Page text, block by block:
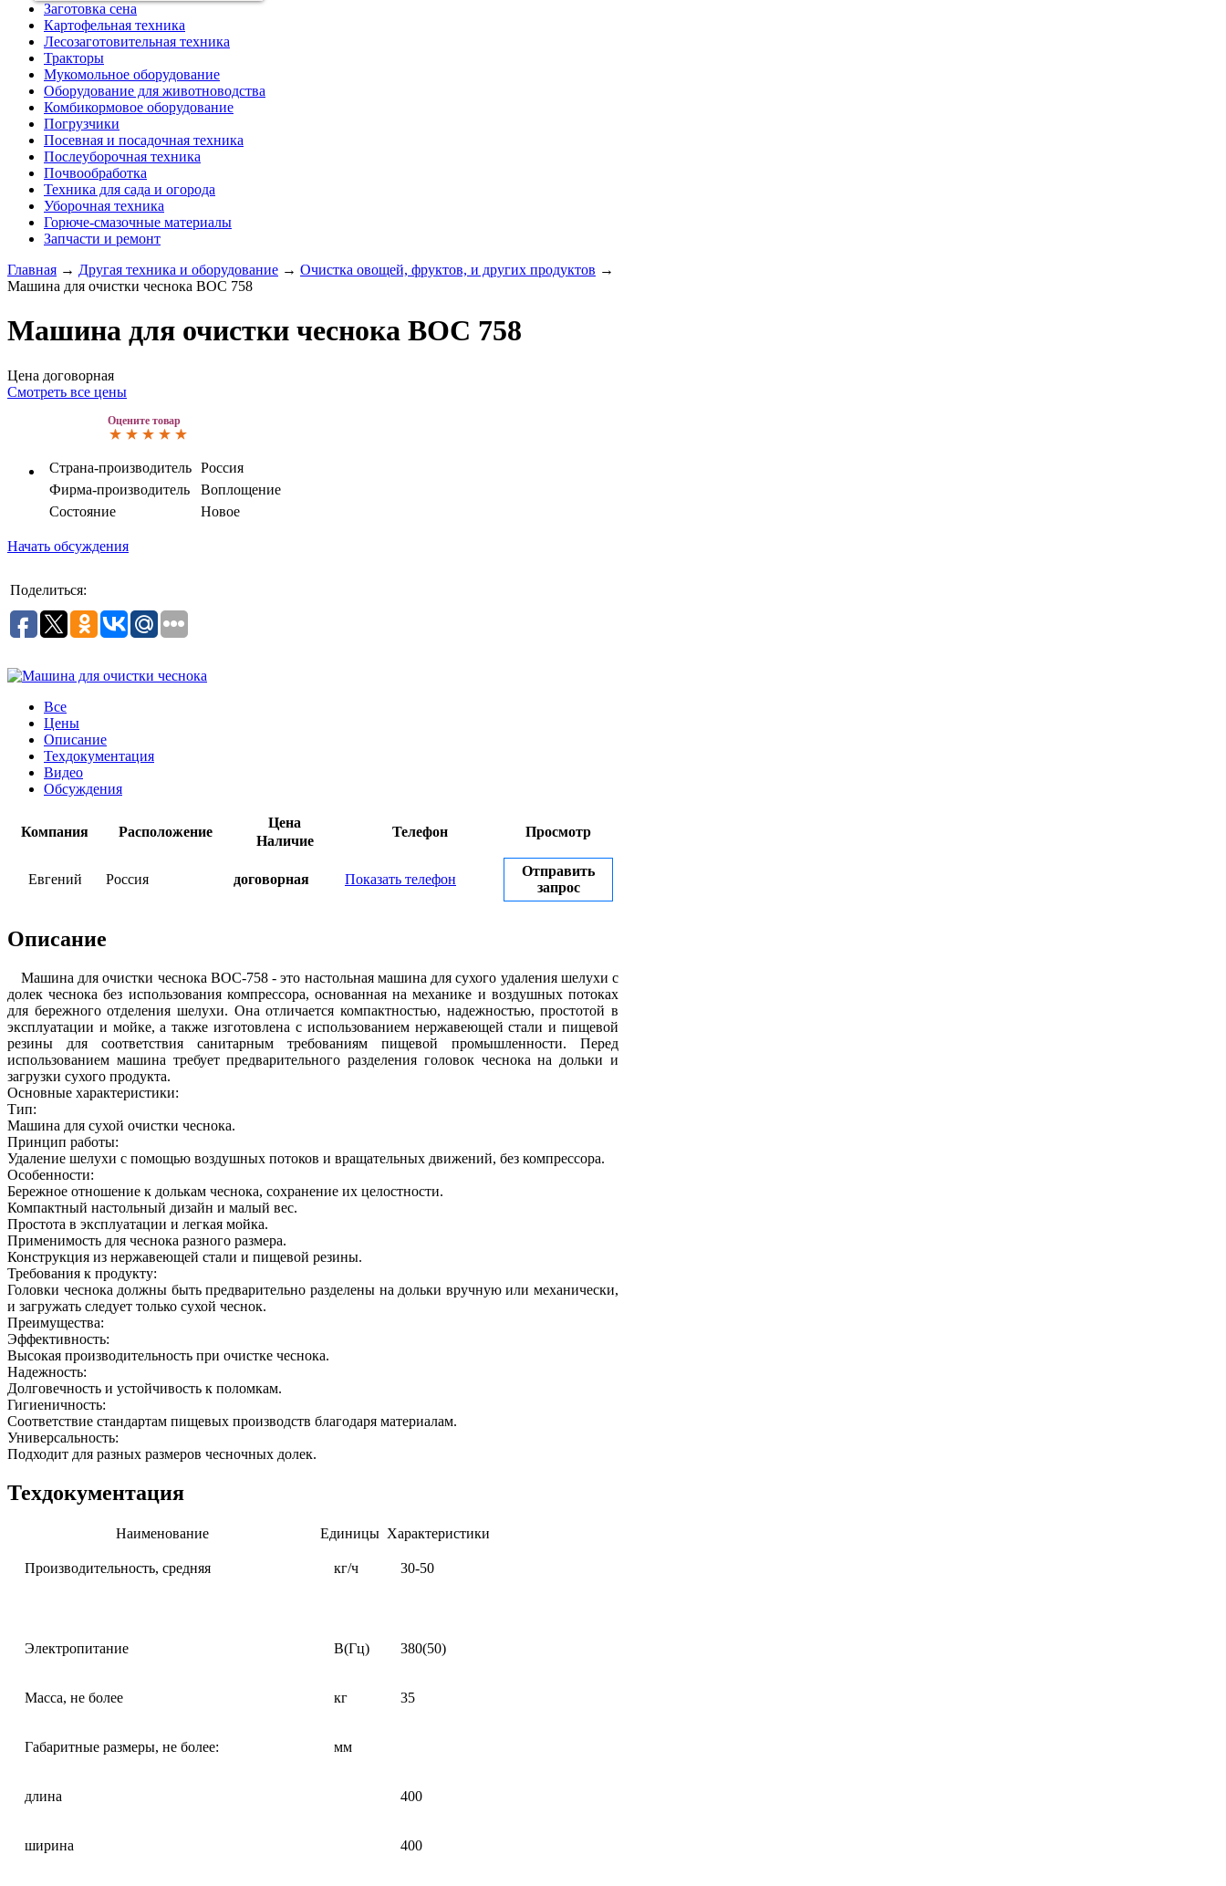
Заготовка сена
Картофельная техника
Лесозаготовительная техника
Тракторы
Мукомольное оборудование
Оборудование для животноводства
Комбикормовое оборудование
Погрузчики
Посевная и посадочная техника
Послеуборочная техника
Почвообработка
Техника для сада и огорода
Уборочная техника
Горюче-смазочные материалы
Запчасти и ремонт
Главная → Другая техника и оборудование → Очистка овощей, фруктов, и других продуктов →
Машина для очистки чеснока ВОС 758
Машина для очистки чеснока ВОС 758
Цена договорная
Смотреть все цены
Оцените товар
Страна-производитель Россия
Фирма-производитель
Воплощение
Состояние
Новое
Начать обсуждения
Поделиться:
Все
Цены
Описание
Техдокументация
Видео
Обсуждения
Компания Расположение
Цена
Наличие
Телефон Просмотр
Евгений Россия договорная Показать телефон
Отправить
запрос
Описание
Машина для очистки чеснока ВОС-758 - это настольная машина для сухого удаления шелухи с
долек чеснока без использования компрессора, основанная на механике и воздушных потоках
для бережного отделения шелухи. Она отличается компактностью, надежностью, простотой в
эксплуатации и мойке, а также изготовлена с использованием нержавеющей стали и пищевой
резины для соответствия санитарным требованиям пищевой промышленности. Перед
использованием машина требует предварительного разделения головок чеснока на дольки и
загрузки сухого продукта.
Основные характеристики:
Тип:
Машина для сухой очистки чеснока.
Принцип работы:
Удаление шелухи с помощью воздушных потоков и вращательных движений, без компрессора.
Особенности:
Бережное отношение к долькам чеснока, сохранение их целостности.
Компактный настольный дизайн и малый вес.
Простота в эксплуатации и легкая мойка.
Применимость для чеснока разного размера.
Конструкция из нержавеющей стали и пищевой резины.
Требования к продукту:
Головки чеснока должны быть предварительно разделены на дольки вручную или механически,
и загружать следует только сухой чеснок.
Преимущества:
Эффективность:
Высокая производительность при очистке чеснока.
Надежность:
Долговечность и устойчивость к поломкам.
Гигиеничность:
Соответствие стандартам пищевых производств благодаря материалам.
Универсальность:
Подходит для разных размеров чесночных долек.
Техдокументация
Наименование Единицы Характеристики
Производительность, средняя кг/ч 30-50
Электропитание В(Гц) 380(50)
Масса, не более кг 35
Габаритные размеры, не более: мм
длина 400
ширина 400